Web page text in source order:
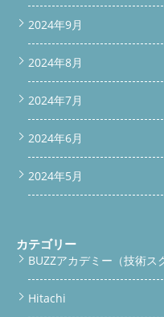
if(window.scrollY > 200) {
{
2024年9月
2024年8月
2024年7月
2024年6月
2024年5月
カテゴリー
BUZZアカデミー（技術ス
Hitachi